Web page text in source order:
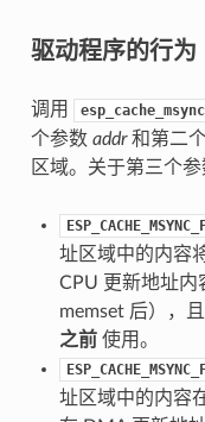
驱动程序的行为
调用
个参数 addr和第二
区域。关于第三个参
址区域中的内容
CPU 更新地址内
memset 后），
之前使用。
址区域中的内容